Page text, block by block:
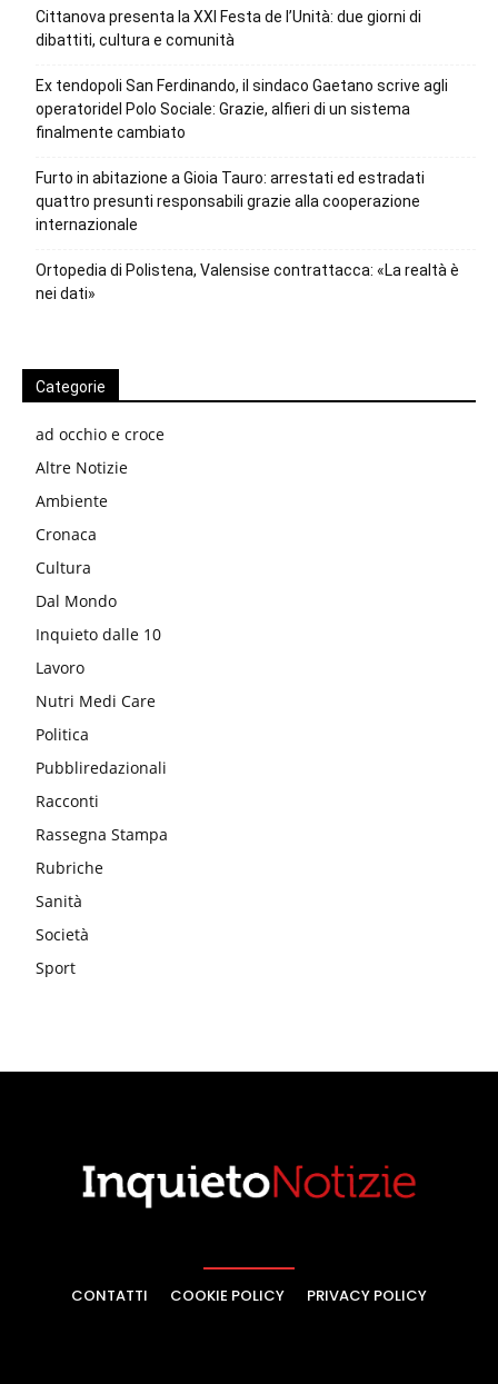
Cittanova presenta la XXI Festa de l’Unità: due giorni di
dibattiti, cultura e comunità
Ex tendopoli San Ferdinando, il sindaco Gaetano scrive agli
operatoridel Polo Sociale: Grazie, alfieri di un sistema
finalmente cambiato
Furto in abitazione a Gioia Tauro: arrestati ed estradati
quattro presunti responsabili grazie alla cooperazione
internazionale
Ortopedia di Polistena, Valensise contrattacca: «La realtà è
nei dati»
Categorie
ad occhio e croce
Altre Notizie
Ambiente
Cronaca
Cultura
Dal Mondo
Inquieto dalle 10
Lavoro
Nutri Medi Care
Politica
Pubbliredazionali
Racconti
Rassegna Stampa
Rubriche
Sanità
Società
Sport
CONTATTI COOKIE POLICY PRIVACY POLICY